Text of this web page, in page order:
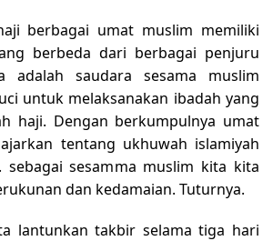
berbagai umat muslim memiliki
berbeda dari berbagai penjuru
adalah saudara sesama muslim
untuk melaksanakan ibadah yang
haji. Dengan berkumpulnya umat
tentang ukhuwah islamiyah
sebagai sesamma muslim kita kita
dan kedamaian. Tuturnya.
lantunkan takbir selama tiga hari